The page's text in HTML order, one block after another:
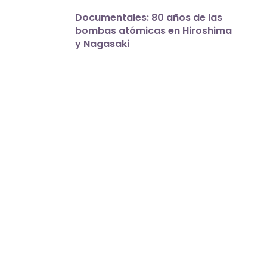
Documentales: 80 años de las
bombas atómicas en Hiroshima
y Nagasaki